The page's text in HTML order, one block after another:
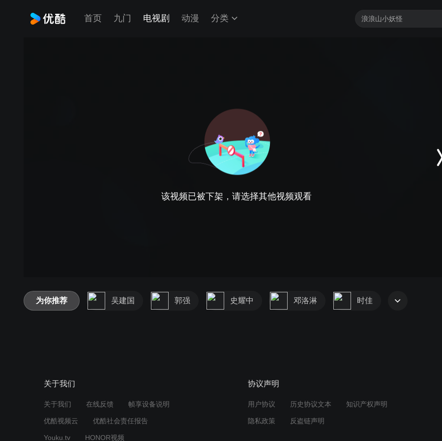
首页 九门 电视剧 动漫 分类
该视频已被下架，请选择其他视频观看
为你推荐 吴建国 郭强 史耀中 邓洛淋 时佳
关于我们
关于我们 在线反馈 帧享设备说明
优酷视频云 优酷社会责任报告
Youku.tv HONOR视频
协议声明
用户协议 历史协议文本 知识产权声明
隐私政策 反盗链声明